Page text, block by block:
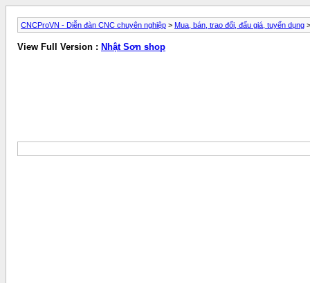
CNCProVN - Diễn đàn CNC chuyên nghiệp > Mua, bán, trao đổi, đấu giá, tuyển dụng
View Full Version : Nhật Sơn shop